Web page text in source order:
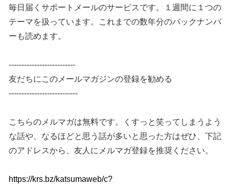
毎日届くサポートメールのサービスです。１週間に１つの
テーマを扱っています。これまでの数年分のバックナンバ
ーも読めます。
--------------------------
友だちにこのメールマガジンの登録を勧める
---------------------------
こちらのメルマガは無料です。くすっと笑ってしまうよう
な話や、なるほどと思う話が多いと思った方はぜひ、下記
のアドレスから、友人にメルマガ登録を推奨ください。
https://krs.bz/katsumaweb/c?